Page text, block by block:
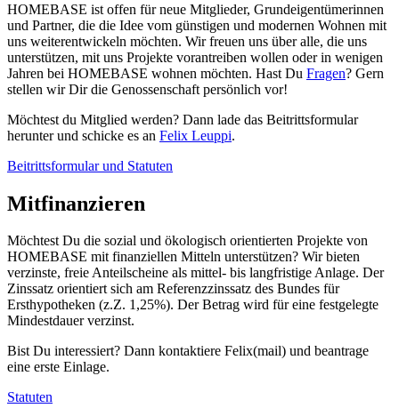
HOMEBASE ist offen für neue Mitglieder, Grundeigentümerinnen
und Partner, die die Idee vom günstigen und modernen Wohnen mit
uns weiterentwickeln möchten. Wir freuen uns über alle, die uns
unterstützen, mit uns Projekte vorantreiben wollen oder in wenigen
Jahren bei HOMEBASE wohnen möchten. Hast Du Fragen? Gern
stellen wir Dir die Genossenschaft persönlich vor!
Möchtest du Mitglied werden? Dann lade das Beitrittsformular
herunter und schicke es an Felix Leuppi.
Beitrittsformular und Statuten
Mitfinanzieren
Möchtest Du die sozial und ökologisch orientierten Projekte von
HOMEBASE mit finanziellen Mitteln unterstützen? Wir bieten
verzinste, freie Anteilscheine als mittel- bis langfristige Anlage. Der
Zinssatz orientiert sich am Referenzzinssatz des Bundes für
Ersthypotheken (z.Z. 1,25%). Der Betrag wird für eine festgelegte
Mindestdauer verzinst.
Bist Du interessiert? Dann kontaktiere Felix(mail) und beantrage
eine erste Einlage.
Statuten